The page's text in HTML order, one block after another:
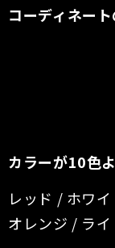
コーディネー
カラーが10色
レッド / ホワ
オレンジ / ラ